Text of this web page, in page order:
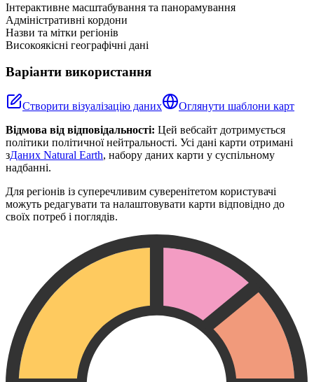
Інтерактивне масштабування та панорамування
Адміністративні кордони
Назви та мітки регіонів
Високоякісні географічні дані
Варіанти використання
Створити візуалізацію даних
Оглянути шаблони карт
Відмова від відповідальності: Цей вебсайт дотримується
політики політичної нейтральності. Усі дані карти отримані
зДаних Natural Earth, набору даних карти у суспільному
надбанні.
Для регіонів із суперечливим суверенітетом користувачі
можуть редагувати та налаштовувати карти відповідно до
своїх потреб і поглядів.